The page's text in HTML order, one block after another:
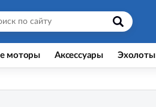
моторы Аксессуары Эхолоты